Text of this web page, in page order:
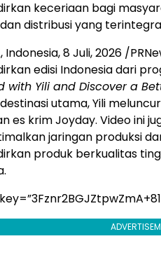
keceriaan bagi
distribusi yang
Indonesia,8 Juli, 2026 /
edisi Indonesia dari
with Yili and Discover a
utama, Yili
es krim Joyday. Video ini
jaringan produksi
produk berkualitas